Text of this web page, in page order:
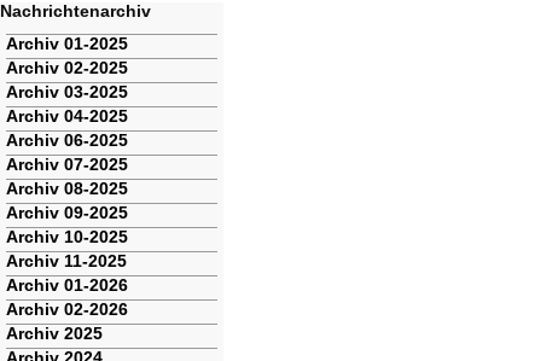
Nachrichtenarchiv
Navigation
überspringen
Archiv 01-2025
Archiv 02-2025
Archiv 03-2025
Archiv 04-2025
Archiv 06-2025
Archiv 07-2025
Archiv 08-2025
Archiv 09-2025
Archiv 10-2025
Archiv 11-2025
Archiv 01-2026
Archiv 02-2026
Archiv 2025